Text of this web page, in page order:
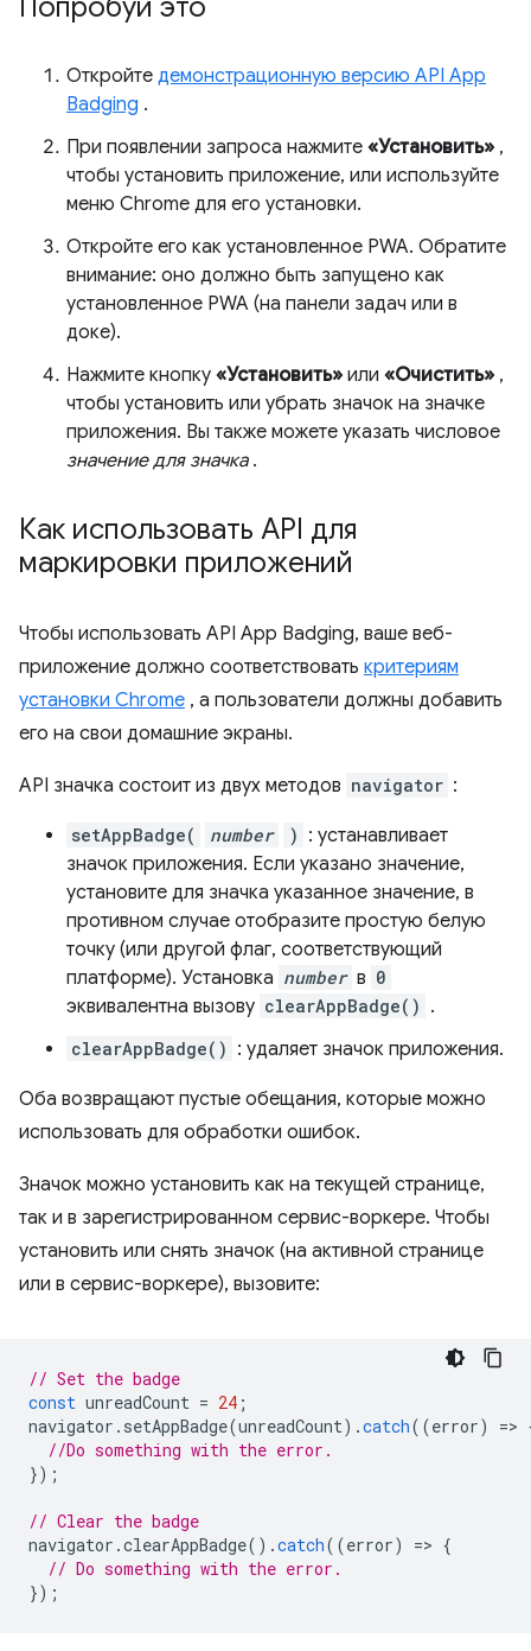
Откройте демонстрационную версию API App
Badging .
При появлении запроса нажмите «Установить» ,
чтобы установить приложение, или используйте
меню Chrome для его установки.
Откройте его как установленное PWA. Обратите
внимание: оно должно быть запущено как
установленное PWA (на панели задач или в
доке).
Нажмите кнопку «Установить» или «Очистить» ,
чтобы установить или убрать значок на значке
приложения. Вы также можете указать числовое
значение для значка.
Как использовать API для
маркировки приложений
Чтобы использовать API App Badging, ваше веб-
приложение должно соответствовать критериям
установки Chrome , а пользователи должны добавить
его на свои домашние экраны.
API значка состоит из двух методов navigator :
setAppBadge( number ) : устанавливает
значок приложения. Если указано значение,
установите для значка указанное значение, в
противном случае отобразите простую белую
точку (или другой флаг, соответствующий
платформе). Установка number в 0
эквивалентна вызову clearAppBadge() .
clearAppBadge() : удаляет значок приложения.
Оба возвращают пустые обещания, которые можно
использовать для обработки ошибок.
Значок можно установить как на текущей странице,
так и в зарегистрированном сервис-воркере. Чтобы
установить или снять значок (на активной странице
или в сервис-воркере), вызовите:
// Set the badge
const unreadCount = 24 ;
navigator . setAppBadge(unreadCount).catch((error) =>
//Do something with the error.
});
// Clear the badge
navigator .clearAppBadge().catch((error) => {
// Do something with the error.
});